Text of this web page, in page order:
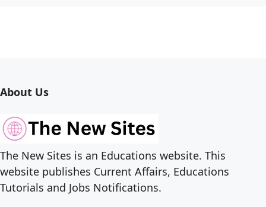
About Us
The New Sites is an Educations website. This
website publishes Current Affairs, Educations
Tutorials and Jobs Notifications.